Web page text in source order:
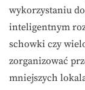
wykorzystaniu
inteligentnym
schowki czy
zorganizować
mniejszych